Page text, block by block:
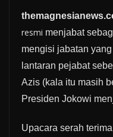
resmi menjabat
mengisi jabatan
lantaran pejabat
Azis (kala itu masih
Presiden Jokowi
Upacara serah